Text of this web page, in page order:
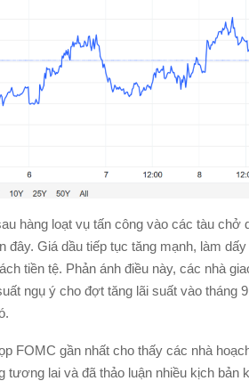
hàng loạt vụ tấn công vào các tàu chở
đây. Giá dầu tiếp tục tăng mạnh, làm
tiền tệ. Phản ánh điều này, các nhà
ngụ ý cho đợt tăng lãi suất vào tháng
FOMC gần nhất cho thấy các nhà
tương lai và đã thảo luận nhiều kịch bản